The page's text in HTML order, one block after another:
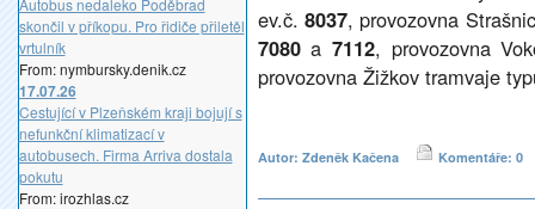
Autobus nedaleko Poděbrad
skončil v příkopu. Pro řidiče přiletěl
vrtulník
From: nymbursky.denik.cz
17.07.26
Cestující v Plzeňském kraji bojují s
nefunkční klimatizací v
autobusech. Firma Arriva dostala
pokutu
From: irozhlas.cz
ev.č. 8037, provozovna
7080a 7112, provozovna
provozovna Žižkov tramvaje
Autor: Zdeněk Kačena Komentáře: 0